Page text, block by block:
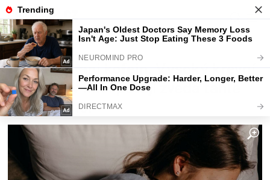
Fajntip.cz Magazín
Ani stres, ani kofein. Vysoký krevní
tlak vám v noci potají zvedá tahle
věc v ložnici